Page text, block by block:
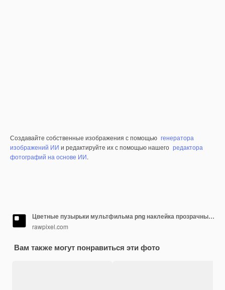
Создавайте собственные изображения с помощью генератора
изображений ИИ и редактируйте их с помощью нашего редактора
фотографий на основе ИИ.
Цветные пузырьки мультфильма png наклейка прозрачный фон
rawpixel.com
Вам также могут понравиться эти фото